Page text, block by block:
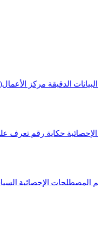
الدقيقة مركز
حكاية رقم تعرف
المصطلحات الإحصائية